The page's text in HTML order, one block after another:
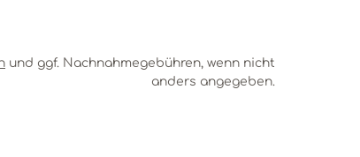
und ggf. Nachnahmegebühren, wenn nicht
anders angegeben.